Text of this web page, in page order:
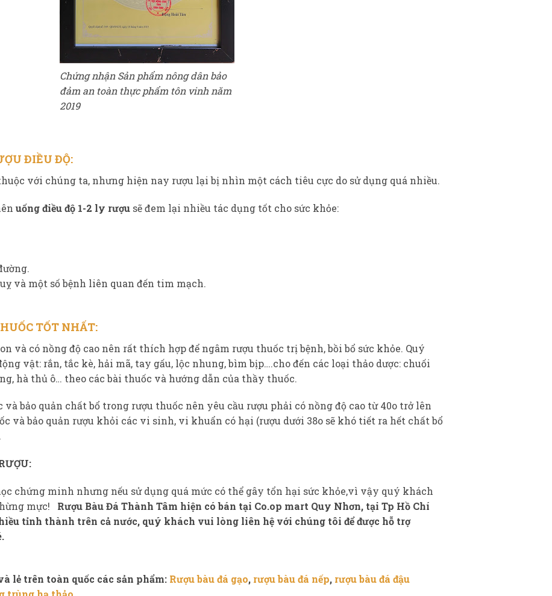
Chứng nhận Sản phẩm nông dân bảo
đảm an toàn thực phẩm tôn vinh năm
2019
ĐIỀU ĐỘ:
với chúng ta, nhưng hiện nay rượu lại bị nhìn một cách tiêu cực do sử dụng quá nhiều.
uống điều độ 1-2 ly rượusẽ đem lại nhiều tác dụng tốt cho sức khỏe:
và một số bệnh liên quan đến tim mạch.
TỐT NHẤT:
và có nồng độ cao nên rất thích hợp để ngâm rượu thuốc trị bệnh, bồi bổ sức khỏe. Quý
vật: rắn, tắc kè, hải mã, tay gấu, lộc nhung, bìm bịp….cho đến các loại thảo dược: chuối
hà thủ ô… theo các bài thuốc và hướng dẫn của thầy thuốc.
và bảo quản chất bổ trong rượu thuốc nên yêu cầu rượu phải có nồng độ cao từ 40o trở lên
và bảo quản rượu khỏi các vi sinh, vi khuẩn có hại (rượu dưới 38o sẽ khó tiết ra hết chất bổ
chứng minh nhưng nếu sử dụng quá mức có thể gây tổn hại sức khỏe,vì vậy quý khách
mực! Rượu Bàu Đá Thành Tâm hiện có bán tại Co.op mart Quy Nhơn, tại Tp Hồ Chí
tỉnh thành trên cả nước, quý khách vui lòng liên hệ với chúng tôi để được hỗ trợ
lẻ trên toàn quốc các sản phẩm: Rượu bàu đá gạo, rượu bàu đá nếp, rượu bàu đá đậu